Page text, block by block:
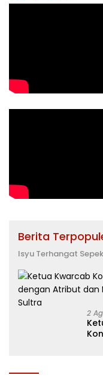
Berita
Isyu Terhangat
2